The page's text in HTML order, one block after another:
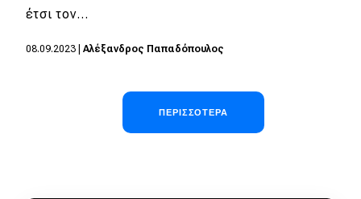
έτσι τον…
08.09.2023 Αλέξανδρος Παπαδόπουλος
ΠΕΡΙΣΣΌΤΕΡΑ